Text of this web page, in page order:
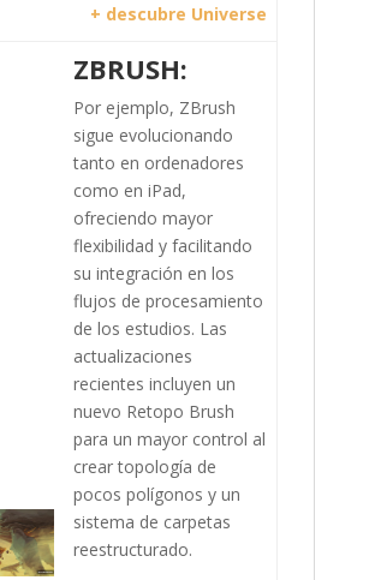
+ descubre Universe
ZBRUSH:
Por ejemplo, ZBrush
sigue evolucionando
tanto en ordenadores
como en iPad,
ofreciendo mayor
flexibilidad y facilitando
su integración en los
flujos de procesamiento
de los estudios. Las
actualizaciones
recientes incluyen un
nuevo Retopo Brush
para un mayor control al
crear topología de
pocos polígonos y un
sistema de carpetas
reestructurado.